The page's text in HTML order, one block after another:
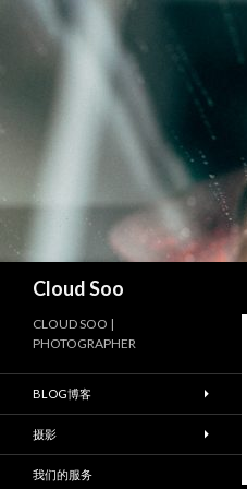
Cloud Soo
CLOUD SOO |
PHOTOGRAPHER
BLOG博客
摄影
我们的服务